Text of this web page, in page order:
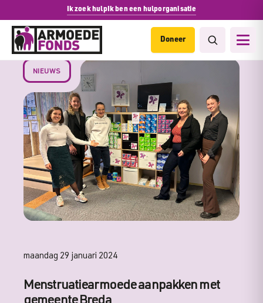
Ik zoek hulpIk ben een hulporganisatie
Doneer
NIEUWS
maandag 29 januari 2024
Menstruatiearmoede aanpakken met